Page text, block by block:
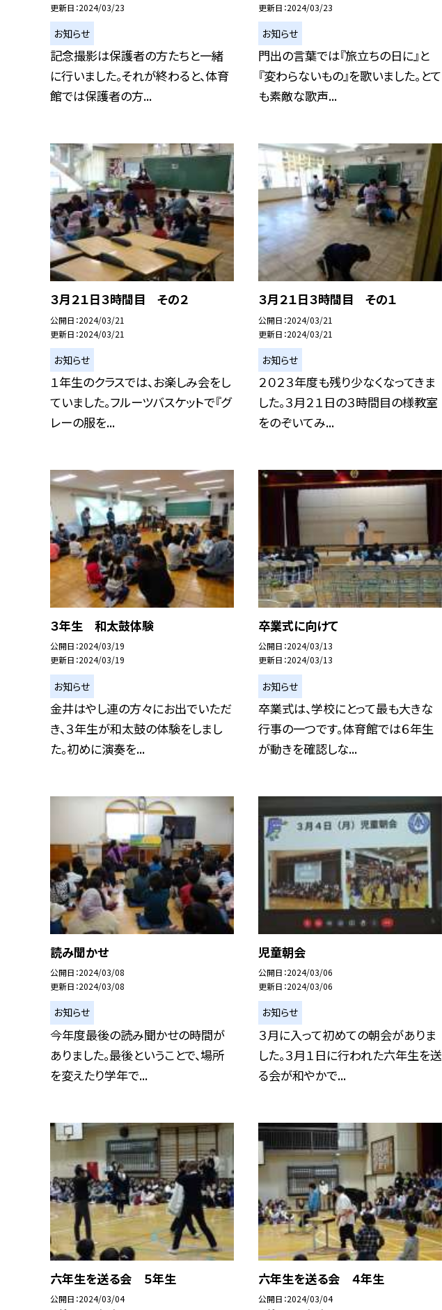
更新日 2024/03/23
お知らせ
記念撮影は保護者の方たちと一緒
に行いました。それが終わると、体育
館では保護者の方...
更新日 2024/03/23
お知らせ
門出の言葉では『旅立ちの日に』と
『変わらないもの』を歌いました。とて
も素敵な歌声...
３月２１日３時間目 その２
公開日 2024/03/21
更新日 2024/03/21
お知らせ
１年生のクラスでは、お楽しみ会をし
ていました。フルーツバスケットで『グ
レーの服を...
３月２１日３時間目 その１
公開日 2024/03/21
更新日 2024/03/21
お知らせ
２０２３年度も残り少なくなってきま
した。３月２１日の３時間目の様教室
をのぞいてみ...
３年生 和太鼓体験
公開日 2024/03/19
更新日 2024/03/19
お知らせ
金井はやし連の方々にお出でいただ
き、３年生が和太鼓の体験をしまし
た。初めに演奏を...
卒業式に向けて
公開日 2024/03/13
更新日 2024/03/13
お知らせ
卒業式は、学校にとって最も大きな
行事の一つです。体育館では６年生
が動きを確認しな...
読み聞かせ
公開日 2024/03/08
更新日 2024/03/08
お知らせ
今年度最後の読み聞かせの時間が
ありました。最後ということで、場所
を変えたり学年で...
児童朝会
公開日 2024/03/06
更新日 2024/03/06
お知らせ
３月に入って初めての朝会がありま
した。３月１日に行われた六年生を送
る会が和やかで...
六年生を送る会 ５年生
公開日 2024/03/04
六年生を送る会 ４年生
公開日 2024/03/04